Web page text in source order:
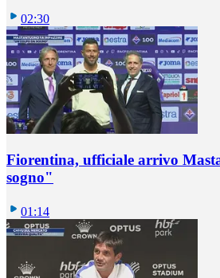
02:30
Fiorentina, ufficiale arrivo
sogno"
01:14